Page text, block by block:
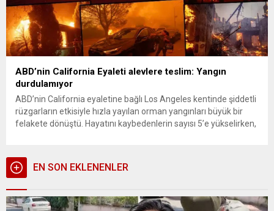
ABD’nin California Eyaleti alevlere teslim: Yangın
durdulamıyor
ABD’nin California eyaletine bağlı Los Angeles kentinde şiddetli
rüzgarların etkisiyle hızla yayılan orman yangınları büyük bir
felakete dönüştü. Hayatını kaybedenlerin sayısı 5’e yükselirken,
ölçüde zarar gördü. Uydu görüntüleri yangının yıkıcı boyutunu
gözler önüne...
EN SON EKLENENLER